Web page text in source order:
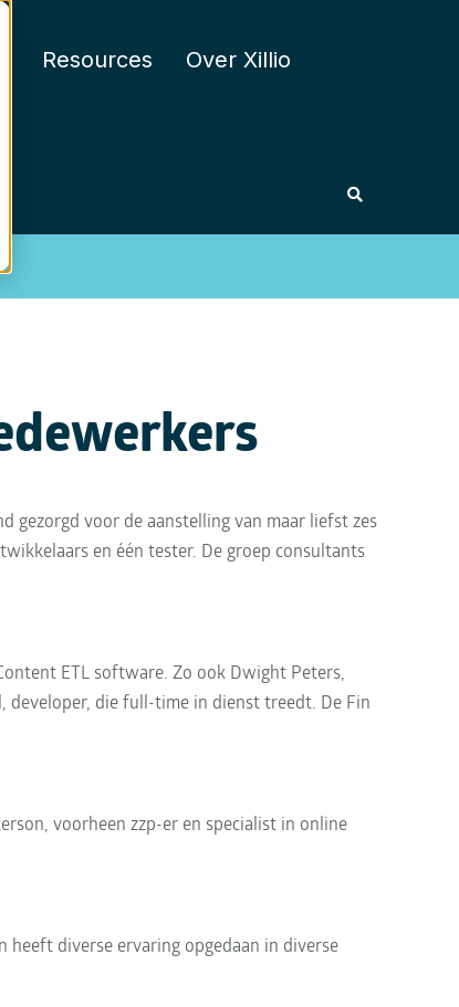
Resources Over Xillio
gezorgd voor de aanstelling van maar liefst zes
en één tester. De groep consultants
ETL software. Zo ook Dwight Peters,
developer, die full-time in dienst treedt. De Fin
voorheen zzp-er en specialist in online
heeft diverse ervaring opgedaan in diverse